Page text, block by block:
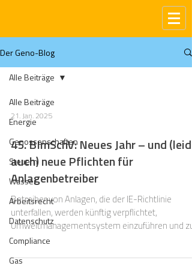
Der Geno-Blog
Alle Beiträge
Energie
Genossenschaften
Steuern
Wasser
Arbeitsrecht
Datenschutz
Compliance
Gas
Alle Beiträge
21. Jan. 2025
45. BImSchV: Neues Jahr – und (leider
auch) neue Pflichten für
Anlagenbetreiber
Betreiber von Anlagen, die der IE-Richtlinie
unterfallen, werden künftig verpflichtet,
Umweltmanagementsystem einzuführen und zu
betreiben.